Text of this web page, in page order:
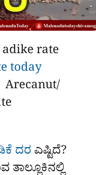
rate
today
ದರ ಎಷ್ಟಿದೆ?